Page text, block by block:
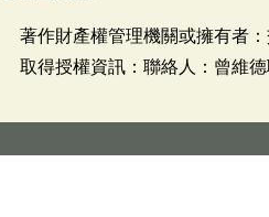
著作財產權管理機關或擁有者
取得授權資訊：聯絡人：曾維